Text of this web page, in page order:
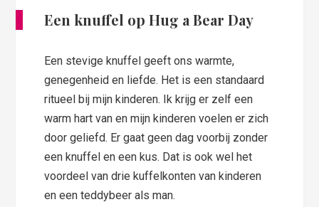
Een knuffel op Hug a Bear Day
Een stevige knuffel geeft ons warmte,
genegenheid en liefde. Het is een standaard
ritueel bij mijn kinderen. Ik krijg er zelf een
warm hart van en mijn kinderen voelen er zich
door geliefd. Er gaat geen dag voorbij zonder
een knuffel en een kus. Dat is ook wel het
voordeel van drie kuffelkonten van kinderen
en een teddybeer als man.